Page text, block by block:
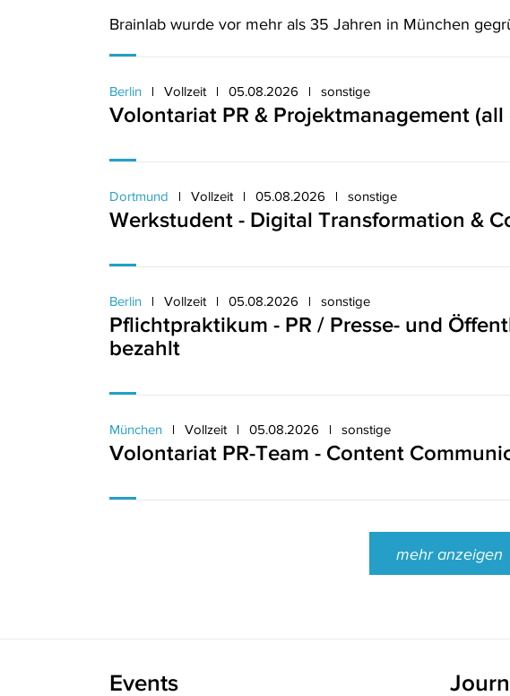
Brainlab wurde vor mehr als 35 Jahren in München
Berlin Vollzeit 05.08.2026 sonstige
Volontariat PR & Projektmanagement (all
Dortmund Vollzeit 05.08.2026 sonstige
Werkstudent - Digital Transformation &
Berlin Vollzeit 05.08.2026 sonstige
Pflichtpraktikum - PR / Presse- und
bezahlt
München Vollzeit 05.08.2026 sonstige
Volontariat PR-Team - Content
mehr anzeigen
Events